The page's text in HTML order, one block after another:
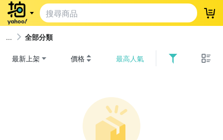
登
全部分類
最新上架 價格 最高人氣